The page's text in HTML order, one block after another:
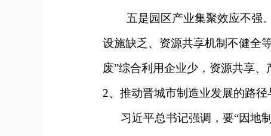
五是园区产业集聚效应不强。
设施缺乏、资源共享机制不健全
废”综合利用企业少，资源共享、
2、 推动晋城市制造业发展的路径
习近平总书记强调，要“因地